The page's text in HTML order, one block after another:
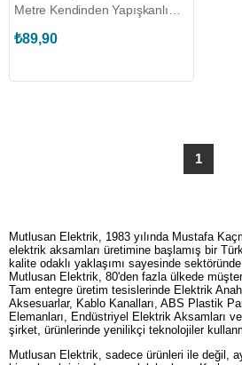
Metre Kendinden Yapışkanlı
(MUT.001 004 010007 20 44)
₺89,90
1
Mutlusan Elektrik, 1983 yılında Mustafa
elektrik aksamları üretimine başlamış bir
kalite odaklı yaklaşımı sayesinde
Mutlusan Elektrik, 80'den fazla ülkede
Tam entegre üretim tesislerinde Elektrik
Aksesuarlar, Kablo Kanalları, ABS Plastik
Elemanları, Endüstriyel Elektrik Aksamları
şirket, ürünlerinde yenilikçi teknolojiler
Mutlusan Elektrik, sadece ürünleri ile değil,